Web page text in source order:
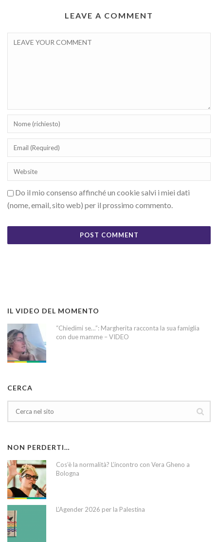
LEAVE A COMMENT
Do il mio consenso affinché un cookie salvi i miei dati
(nome, email, sito web) per il prossimo commento.
IL VIDEO DEL MOMENTO
“Chiedimi se…”: Margherita racconta la sua famiglia
con due mamme – VIDEO
CERCA
NON PERDERTI…
Cos’è la normalità? L’incontro con Vera Gheno a
Bologna
L’Agender 2026 per la Palestina